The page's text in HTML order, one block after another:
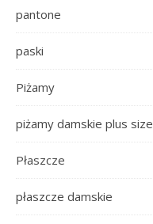
pantone
paski
Piżamy
piżamy damskie plus size
Płaszcze
płaszcze damskie